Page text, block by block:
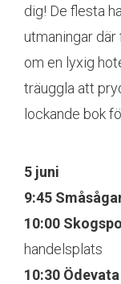
dig! De flesta
utmaningar
om en lyxig
träuggla att
lockande bok
5 juni
9:45
10:00
handelsplats
10:30